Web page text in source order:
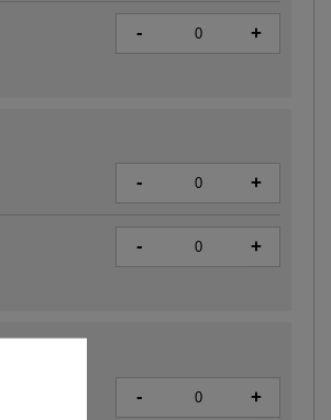
- +
- +
- +
- +